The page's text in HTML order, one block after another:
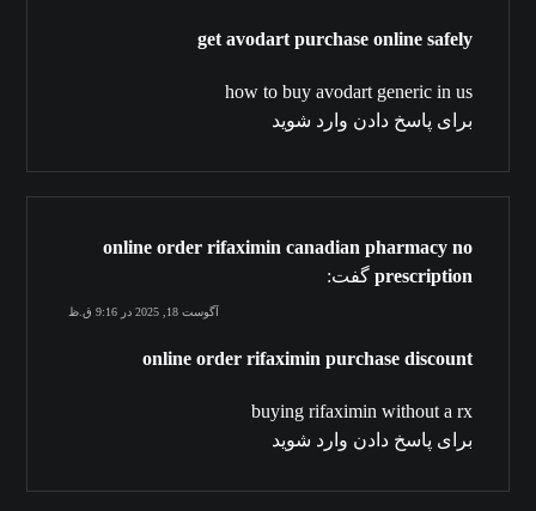
get avodart purchase online safely
how to buy avodart generic in us
برای پاسخ دادن وارد شوید
online order rifaximin canadian pharmacy no
prescription گفت:
آگوست 18, 2025 در 9:16 ق.ظ
online order rifaximin purchase discount
buying rifaximin without a rx
برای پاسخ دادن وارد شوید